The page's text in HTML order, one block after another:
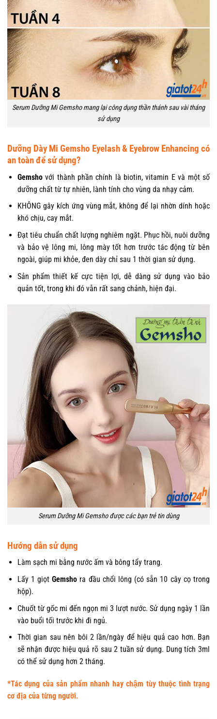
Serum Dưỡng Mi Gemsho mang lại công dụng thần thánh sau vài tháng
sử dụng
Dưỡng Dày Mi Gemsho Eyelash & Eyebrow Enhancing có
an toàn để sử dụng?
Gemshovới thành phần chính là biotin, vitamin E và một số
dưỡng chất từ tự nhiên, lành tính cho vùng da nhạy cảm.
KHÔNG gây kích ứng vùng mắt, không để lại nhờn dính hoặc
khó chịu, cay mắt.
Đạt tiêu chuẩn chất lượng nghiêm ngặt. Phục hồi, nuôi dưỡng
và bảo vệ lông mi, lông mày tốt hơn trước tác động từ bên
ngoài, giúp mi khỏe, đen dày chỉ sau 1 thời gian sử dụng.
Sản phẩm thiết kế cực tiện lợi, dễ dàng sử dụng vào bảo
quản tốt, trong khi đó vẫn rất sang chảnh, hiện đại.
Serum Dưỡng Mi Gemsho được các bạn trẻ tin dùng
Hướng dẫn sử dụng
Làm sạch mi bằng nước ấm và bông tẩy trang.
Lấy 1 giọtGemsho ra đầu chổi lông (có sẵn 10 cây cọ trong
hộp).
Chuốt từ gốc mi đến ngọn mi 3 lượt nước. Sử dụng ngày 1 lần
vào buổi tối trước khi đi ngủ.
Thời gian sau nên bôi 2 lần/ngày để hiệu quả cao hơn. Bạn
sẽ nhận được hiệu quả rõ sau 2 tuần sử dụng. Dung tích 3ml
có thể sử dụng hơn 2 tháng.
*Tác dụng của sản phẩm nhanh hay chậm tùy thuộc tình trạng
cơ địa của từng người.